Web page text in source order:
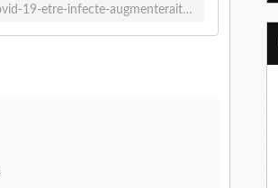
https://www.20minutes.fr/sante/3275403-20220421-covid-19-etre-infecte-augmenterait-risques-occlusion-oculaire